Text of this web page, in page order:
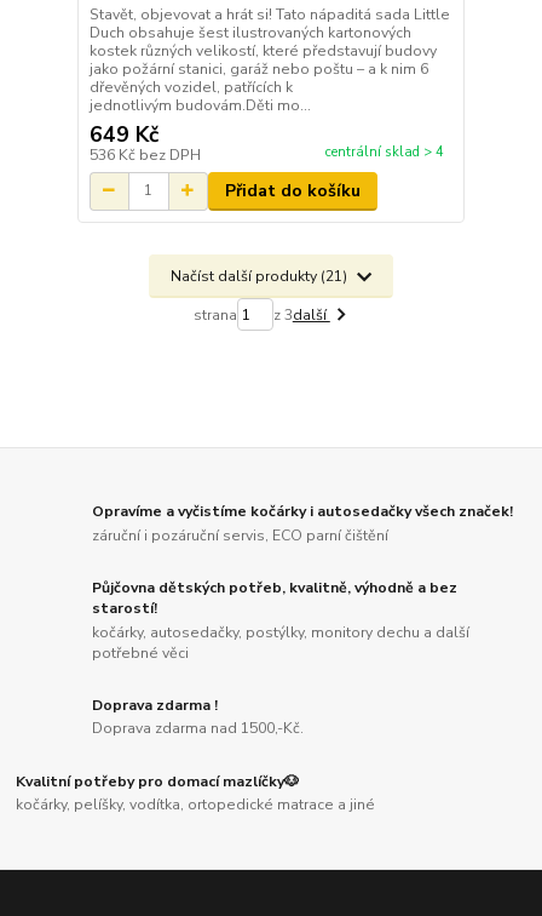
Stavět, objevovat a hrát si! Tato nápaditá sada Little
Duch obsahuje šest ilustrovaných kartonových
kostek různých velikostí, které představují budovy
jako požární stanici, garáž nebo poštu – a k nim 6
dřevěných vozidel, patřících k
jednotlivým budovám.Děti mo...
649 Kč
536 Kč bez DPH centrální sklad > 4
Přidat do košíku
Načíst další produkty (21)
strana z 3další
Opravíme a vyčistíme kočárky i autosedačky všech značek!
záruční i pozáruční servis, ECO parní čištění
Půjčovna dětských potřeb, kvalitně, výhodně a bez
starostí!
kočárky, autosedačky, postýlky, monitory dechu a další
potřebné věci
Doprava zdarma !
Doprava zdarma nad 1500,-Kč.
Kvalitní potřeby pro domací mazlíčky🐶
kočárky, pelíšky, vodítka, ortopedické matrace a jiné